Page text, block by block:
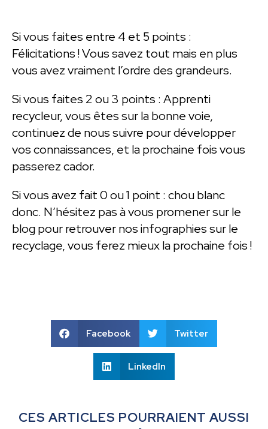
Si vous faites entre 4 et 5 points :
Félicitations ! Vous savez tout mais en plus
vous avez vraiment l’ordre des grandeurs.
Si vous faites 2 ou 3 points : Apprenti
recycleur, vous êtes sur la bonne voie,
continuez de nous suivre pour développer
vos connaissances, et la prochaine fois vous
passerez cador.
Si vous avez fait 0 ou 1 point : chou blanc
donc. N’hésitez pas à vous promener sur le
blog pour retrouver nos infographies sur le
recyclage, vous ferez mieux la prochaine fois !
Facebook Twitter
LinkedIn
CES ARTICLES POURRAIENT AUSSI